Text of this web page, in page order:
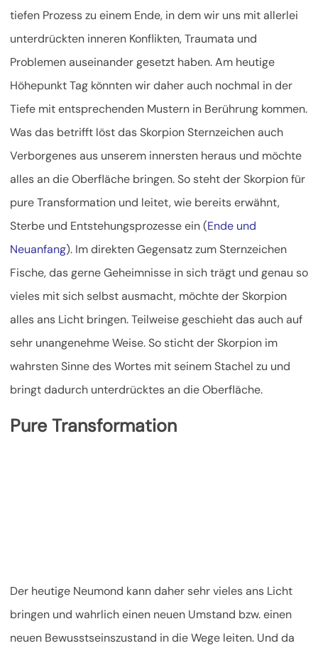
tiefen Prozess zu einem Ende, in dem wir uns mit allerlei
unterdrückten inneren Konflikten, Traumata und
Problemen auseinander gesetzt haben. Am heutige
Höhepunkt Tag könnten wir daher auch nochmal in der
Tiefe mit entsprechenden Mustern in Berührung kommen.
Was das betrifft löst das Skorpion Sternzeichen auch
Verborgenes aus unserem innersten heraus und möchte
alles an die Oberfläche bringen. So steht der Skorpion für
pure Transformation und leitet, wie bereits erwähnt,
Sterbe und Entstehungsprozesse ein (Ende und
Neuanfang). Im direkten Gegensatz zum Sternzeichen
Fische, das gerne Geheimnisse in sich trägt und genau so
vieles mit sich selbst ausmacht, möchte der Skorpion
alles ans Licht bringen. Teilweise geschieht das auch auf
sehr unangenehme Weise. So sticht der Skorpion im
wahrsten Sinne des Wortes mit seinem Stachel zu und
bringt dadurch unterdrücktes an die Oberfläche.
Pure Transformation
Der heutige Neumond kann daher sehr vieles ans Licht
bringen und wahrlich einen neuen Umstand bzw. einen
neuen Bewusstseinszustand in die Wege leiten. Und da